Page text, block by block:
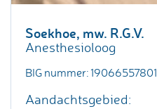
Soekhoe, mw. R.G.V.
Anesthesioloog
BIG nummer: 19066557801
Aandachtsgebied: